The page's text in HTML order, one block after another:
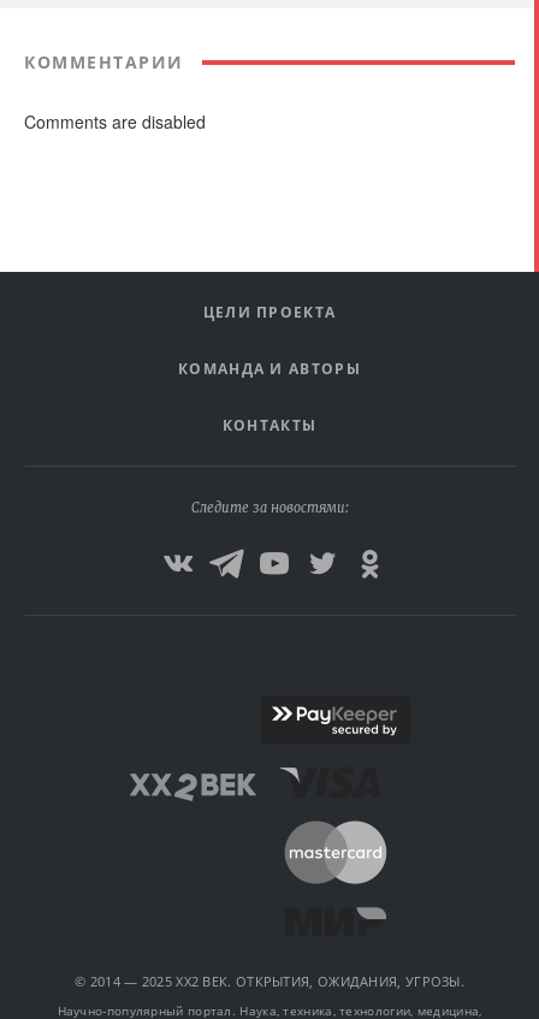
КОММЕНТАРИИ
Comments are disabled
ЦЕЛИ ПРОЕКТА
КОМАНДА И АВТОРЫ
КОНТАКТЫ
Следите за новостями:
© 2014 — 2025 XX2 ВЕК. ОТКРЫТИЯ, ОЖИДАНИЯ, УГРОЗЫ.
Научно-популярный портал. Наука, техника, технологии, медицина,